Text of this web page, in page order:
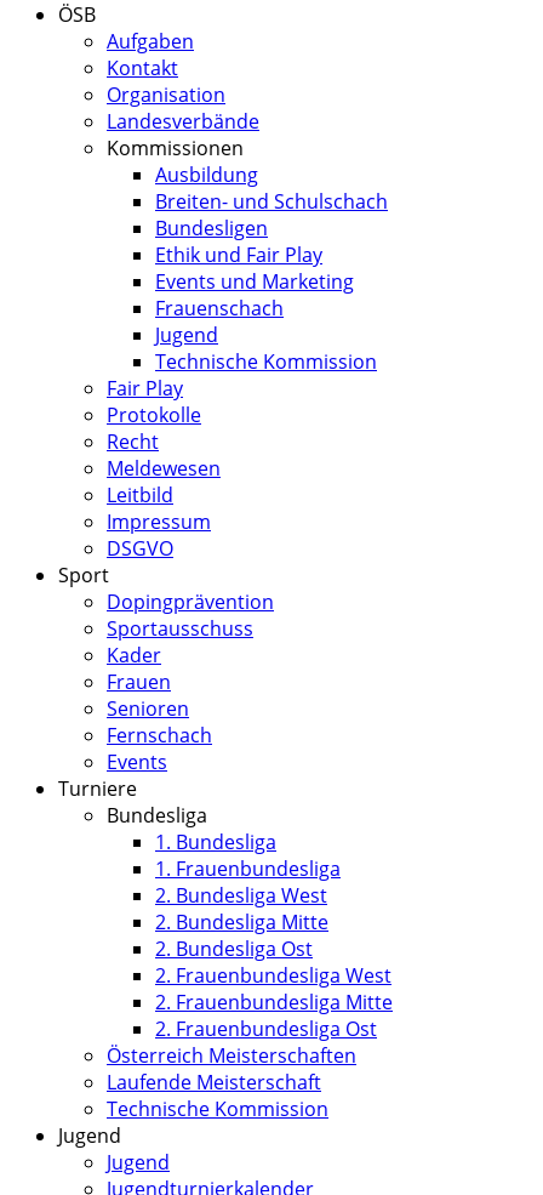
ÖSB
Aufgaben
Kontakt
Organisation
Landesverbände
Kommissionen
Ausbildung
Breiten- und Schulschach
Bundesligen
Ethik und Fair Play
Events und Marketing
Frauenschach
Jugend
Technische Kommission
Fair Play
Protokolle
Recht
Meldewesen
Leitbild
Impressum
DSGVO
Sport
Dopingprävention
Sportausschuss
Kader
Frauen
Senioren
Fernschach
Events
Turniere
Bundesliga
1. Bundesliga
1. Frauenbundesliga
2. Bundesliga West
2. Bundesliga Mitte
2. Bundesliga Ost
2. Frauenbundesliga West
2. Frauenbundesliga Mitte
2. Frauenbundesliga Ost
Österreich Meisterschaften
Laufende Meisterschaft
Technische Kommission
Jugend
Jugend
Jugendturnierkalender